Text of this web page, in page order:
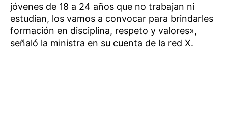
jóvenes de 18 a 24 años que no trabajan ni
estudian, los vamos a convocar para brindarles
formación en disciplina, respeto y valores»,
señaló la ministra en su cuenta de la red X.